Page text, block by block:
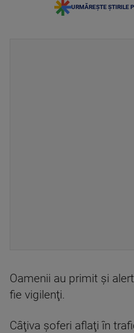
URMĂREȘTE ȘTIRILE
Oamenii au primit şi
fie vigilenţi.
Câţiva şoferi aflaţi în